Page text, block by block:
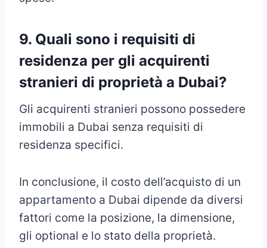
9. Quali sono i requisiti di
residenza per gli acquirenti
stranieri di proprietà a Dubai?
Gli acquirenti stranieri possono possedere
immobili a Dubai senza requisiti di
residenza specifici.
In conclusione, il costo dell’acquisto di un
appartamento a Dubai dipende da diversi
fattori come la posizione, la dimensione,
gli optional e lo stato della proprietà.